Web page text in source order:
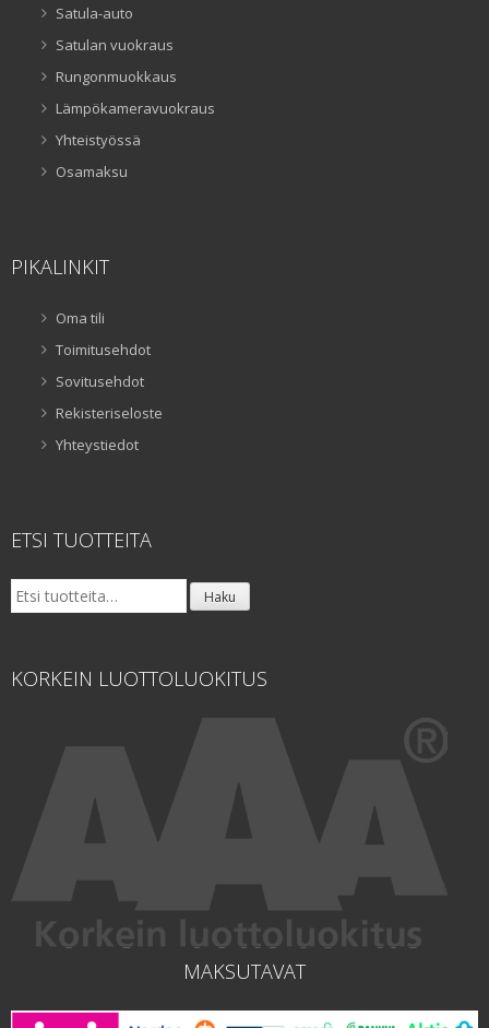
Satula-auto
Satulan vuokraus
Rungonmuokkaus
Lämpökameravuokraus
Yhteistyössä
Osamaksu
PIKALINKIT
Oma tili
Toimitusehdot
Sovitusehdot
Rekisteriseloste
Yhteystiedot
ETSI TUOTTEITA
Etsi: Haku
KORKEIN LUOTTOLUOKITUS
MAKSUTAVAT